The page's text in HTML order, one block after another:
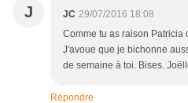
J JC 29/07/2016 18:08
Comme tu as raison Patricia
J'avoue que je bichonne
de semaine à toi. Bises.
Répondre